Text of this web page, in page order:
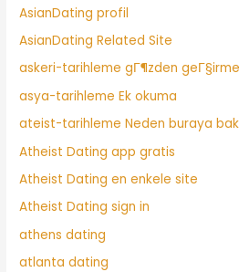
AsianDating profil
AsianDating Related Site
askeri-tarihleme gГ¶zden
asya-tarihleme Ek okuma
ateist-tarihleme Neden buraya
Atheist Dating app gratis
Atheist Dating en enkele site
Atheist Dating sign in
athens dating
atlanta dating